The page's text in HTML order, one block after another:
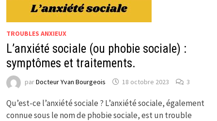
TROUBLES ANXIEUX
L’anxiété sociale (ou phobie sociale) :
symptômes et traitements.
parDocteur Yvan Bourgeois 18 octobre 2023 3
Qu’est-ce l’anxiété sociale ? L’anxiété sociale, également
connue sous le nom de phobie sociale, est un trouble